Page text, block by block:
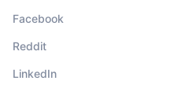
Facebook
Reddit
LinkedIn